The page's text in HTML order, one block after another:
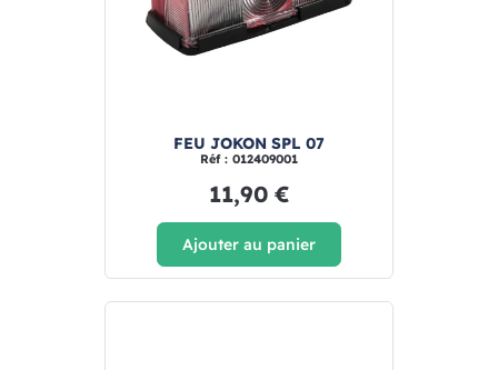
FEU JOKON SPL 07
Réf : 012409001
11,90 €
Ajouter au panier